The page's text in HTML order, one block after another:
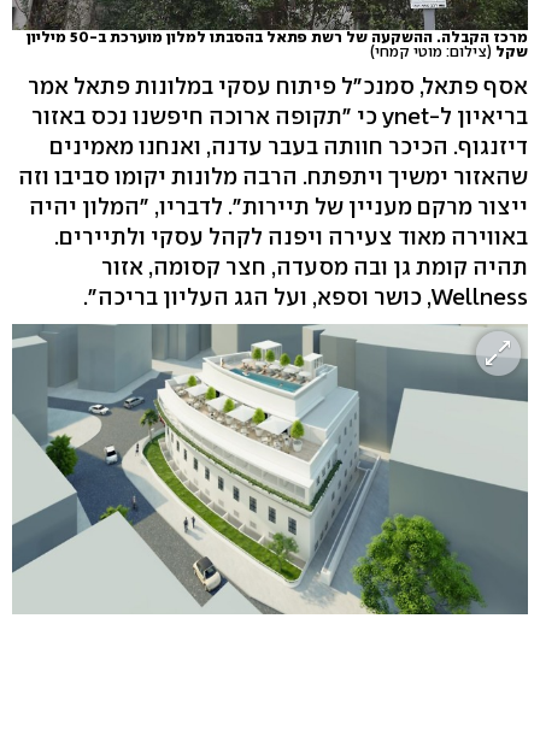
מרכז הקבלה. ההשקעה של רשת פתאל בהסבתו למלון מוערכת ב-50 מיליון
שקל (צילום: מוטי קמחי)
אסף פתאל, סמנכ"ל פיתוח עסקי במלונות פתאל אמר
בריאיון ל-ynet כי "תקופה ארוכה חיפשנו נכס באזור
דיזנגוף. הכיכר חוותה בעבר עדנה, ואנחנו מאמינים
שהאזור ימשיך ויתפתח. הרבה מלונות יקומו סביבו וזה
ייצור מרקם מעניין של תיירות". לדבריו, "המלון יהיה
באווירה מאוד צעירה ויפנה לקהל עסקי ולתיירים.
תהיה קומת גן ובה מסעדה, חצר קסומה, אזור
Wellness, כושר וספא, ועל הגג העליון בריכה".